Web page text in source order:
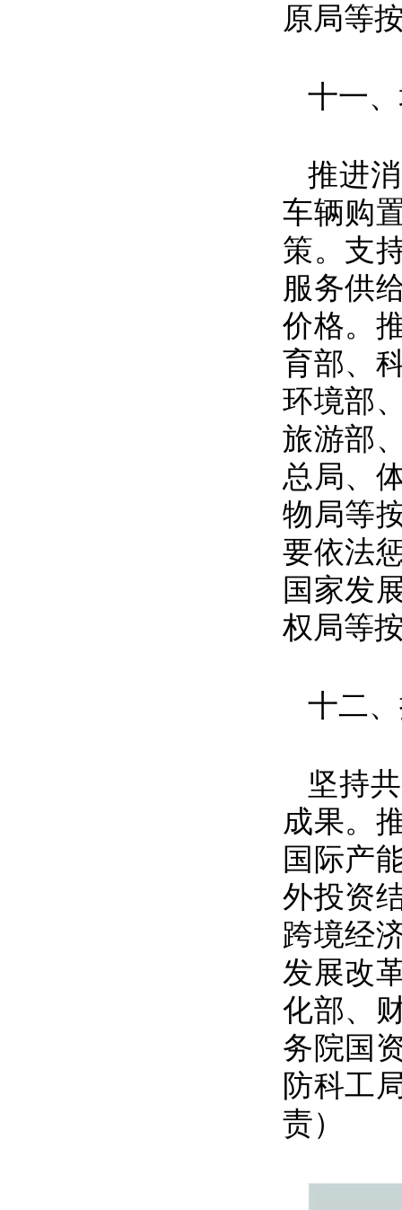
原局等
十一
推进
车辆购
策。支
服务供
价格。
育部、
环境部
旅游部
总局、
物局等
要依法
国家发
权局等
十二
坚持
成果。
国际产
外投资
跨境经
发展改
化部、
务院国
防科工
责）